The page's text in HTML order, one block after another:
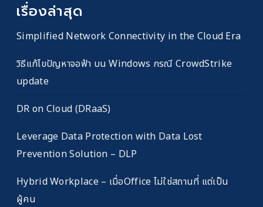
เรื่องล่าสุด
Simplified Network Connectivity in the Cloud Era
วิธีแก้ไขปัญหาจอฟ้า บน Windows กรณี CrowdStrike
update
DR on Cloud (DRaaS)
Leverage Data Protection with Data Lost
Prevention Solution – DLP
Hybrid Workplace – เมื่อOffice ไม่ใช่สถานที่ แต่เป็น
ผู้คน